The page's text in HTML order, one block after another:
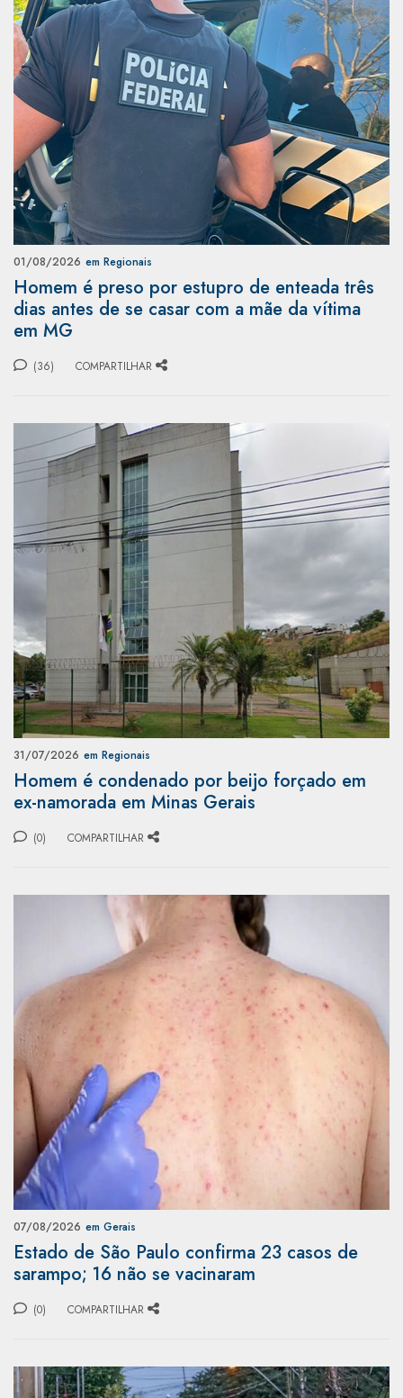
01/08/2026 em Regionais
Homem é preso por estupro de enteada três
dias antes de se casar com a mãe da vítima
em MG
(36) COMPARTILHAR
31/07/2026 em Regionais
Homem é condenado por beijo forçado em
ex-namorada em Minas Gerais
(0) COMPARTILHAR
07/08/2026 em Gerais
Estado de São Paulo confirma 23 casos de
sarampo; 16 não se vacinaram
(0) COMPARTILHAR